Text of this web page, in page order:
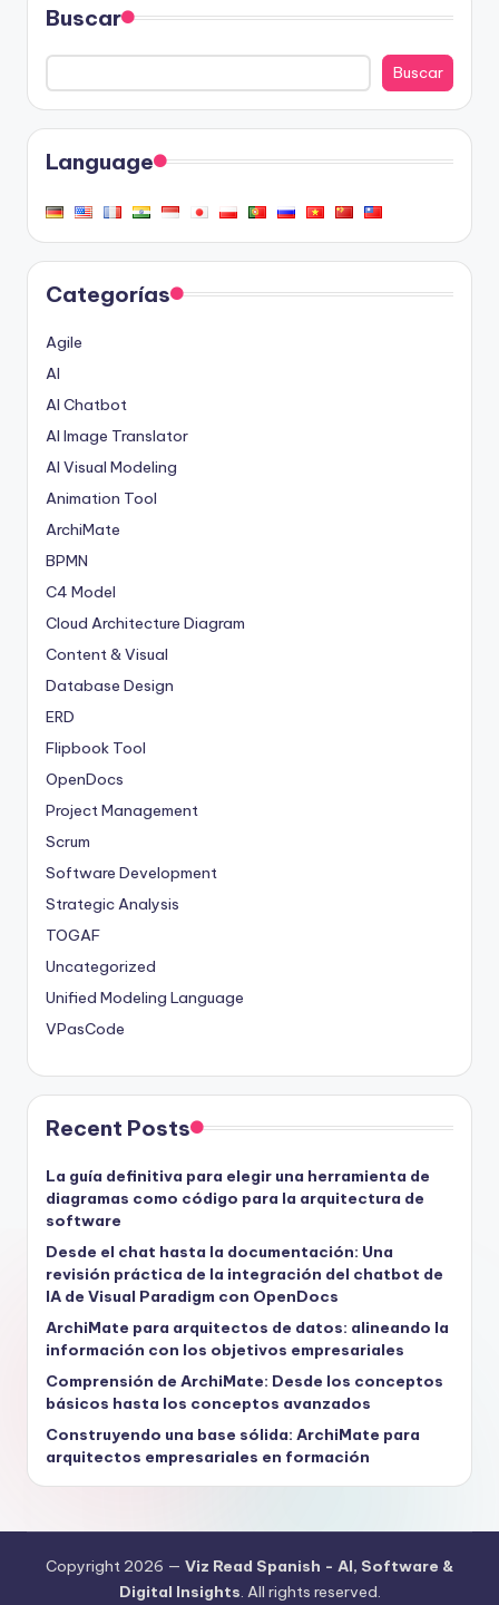
Buscar
Buscar
Language
Categorías
Agile
AI
AI Chatbot
AI Image Translator
AI Visual Modeling
Animation Tool
ArchiMate
BPMN
C4 Model
Cloud Architecture Diagram
Content & Visual
Database Design
ERD
Flipbook Tool
OpenDocs
Project Management
Scrum
Software Development
Strategic Analysis
TOGAF
Uncategorized
Unified Modeling Language
VPasCode
Recent Posts
La guía definitiva para elegir una herramienta de
diagramas como código para la arquitectura de
software
Desde el chat hasta la documentación: Una
revisión práctica de la integración del chatbot de
IA de Visual Paradigm con OpenDocs
ArchiMate para arquitectos de datos: alineando la
información con los objetivos empresariales
Comprensión de ArchiMate: Desde los conceptos
básicos hasta los conceptos avanzados
Construyendo una base sólida: ArchiMate para
arquitectos empresariales en formación
Copyright 2026 — Viz Read Spanish - AI, Software &
Digital Insights. All rights reserved.